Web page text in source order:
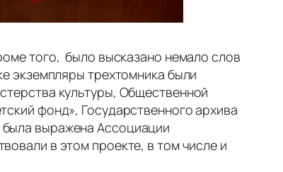
того, было высказано немало слов
экземпляры трехтомника были
культуры, Общественной
фонд», Государственного архива
выражена Ассоциации
в этом проекте, в том числе и